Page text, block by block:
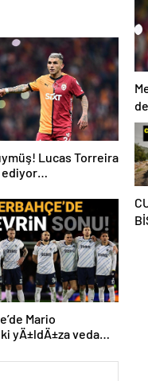
Lucas Torreira
ediyor…
Mario
yÄ±ldÄ±za veda